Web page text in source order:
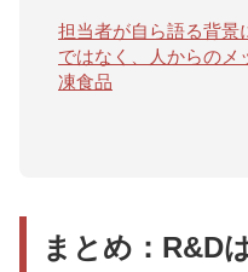
担当者が自ら語る背景
ではなく、人からのメ
凍食品
まとめ：R&D